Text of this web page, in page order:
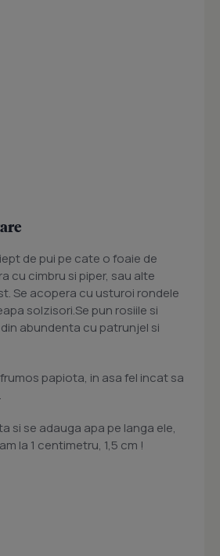
de pui pe cate o foaie de
cu cimbru si piper, sau alte
Se acopera cu usturoi rondele
solzisori.Se pun rosiile si
abundenta cu patrunjel si
papiota, in asa fel incat sa
si se adauga apa pe langa ele,
la 1 centimetru, 1,5 cm !